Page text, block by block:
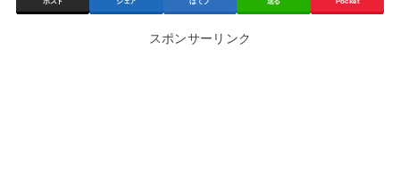
スポンサーリンク